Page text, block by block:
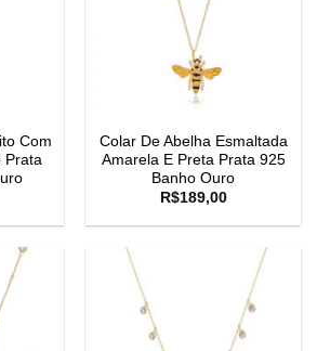
Com
Prata
Colar De Abelha Esmaltada
Amarela E Preta Prata 925
Banho Ouro
R$189,00